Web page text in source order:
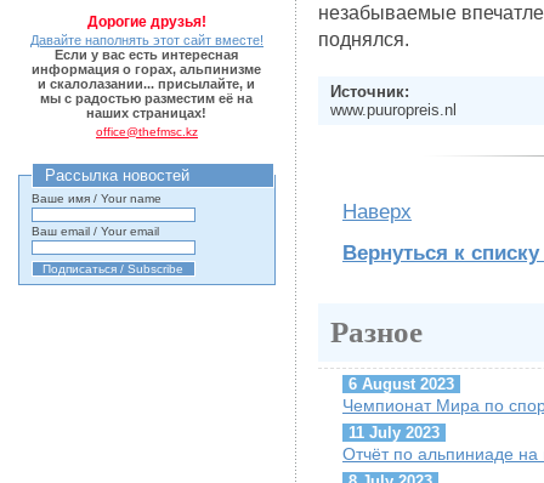
Дорогие друзья!
Давайте наполнять этот сайт вместе!
Если у вас есть интересная
информация о горах, альпинизме
и скалолазании... присылайте, и
мы с радостью разместим её на
наших страницах!
office@thefmsc.kz
Рассылка новостей
Ваше имя / Your name
Ваш email / Your email
незабываемые
поднялся.
Источник:
www.puuropreis.nl
Наверх
Вернуться к списку
Разное
6 August 2023
Чемпионат Мира по
11 July 2023
Отчёт по альпиниаде